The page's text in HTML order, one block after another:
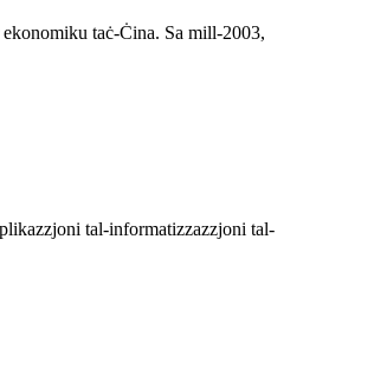
taċ-Ċina. Sa mill-2003,
tal-informatizzazzjoni tal-